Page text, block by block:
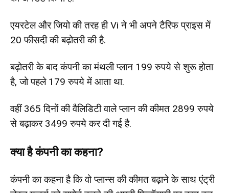
एयरटेल और जियो की तरह ही Vi ने भी अपने टैरिफ प्राइस में
20 फीसदी की बढ़ोतरी की है.
बढ़ोतरी के बाद कंपनी का मंथली प्लान 199 रुपये से शुरू होता
है, जो पहले 179 रुपये में आता था.
वहीं 365 दिनों की वैलिडिटी वाले प्लान की कीमत 2899 रुपये
से बढ़ाकर 3499 रुपये कर दी गई है.
क्या है कंपनी का कहना?
कंपनी का कहना है कि वो प्लान्स की कीमत बढ़ाने के साथ एंट्री